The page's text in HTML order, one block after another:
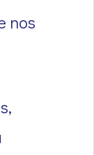
nos